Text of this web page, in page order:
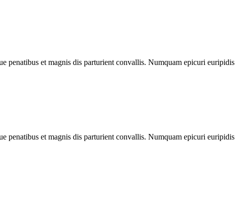
penatibus et magnis dis parturient convallis. Numquam epicuri euripidis
penatibus et magnis dis parturient convallis. Numquam epicuri euripidis